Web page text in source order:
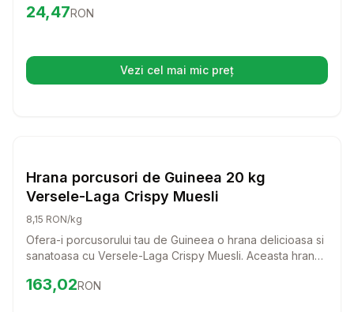
reteta all-in-one, aceasta hrana promite vitalitate si o
Preț:24.47
24,47RON
Vezi cel mai mic preț(se deschide într-o filă nouă)
Hrana Rozatoare
Hrana porcusori de Guineea 20 kg
Versele-Laga Crispy Muesli
8,15 RON/kg
Ofera-i porcusorului tau de Guineea o hrana delicioasa si
sanatoasa cu Versele-Laga Crispy Muesli. Aceasta hrana
micutului tau prieten.
Preț: 163.02
163,02RON